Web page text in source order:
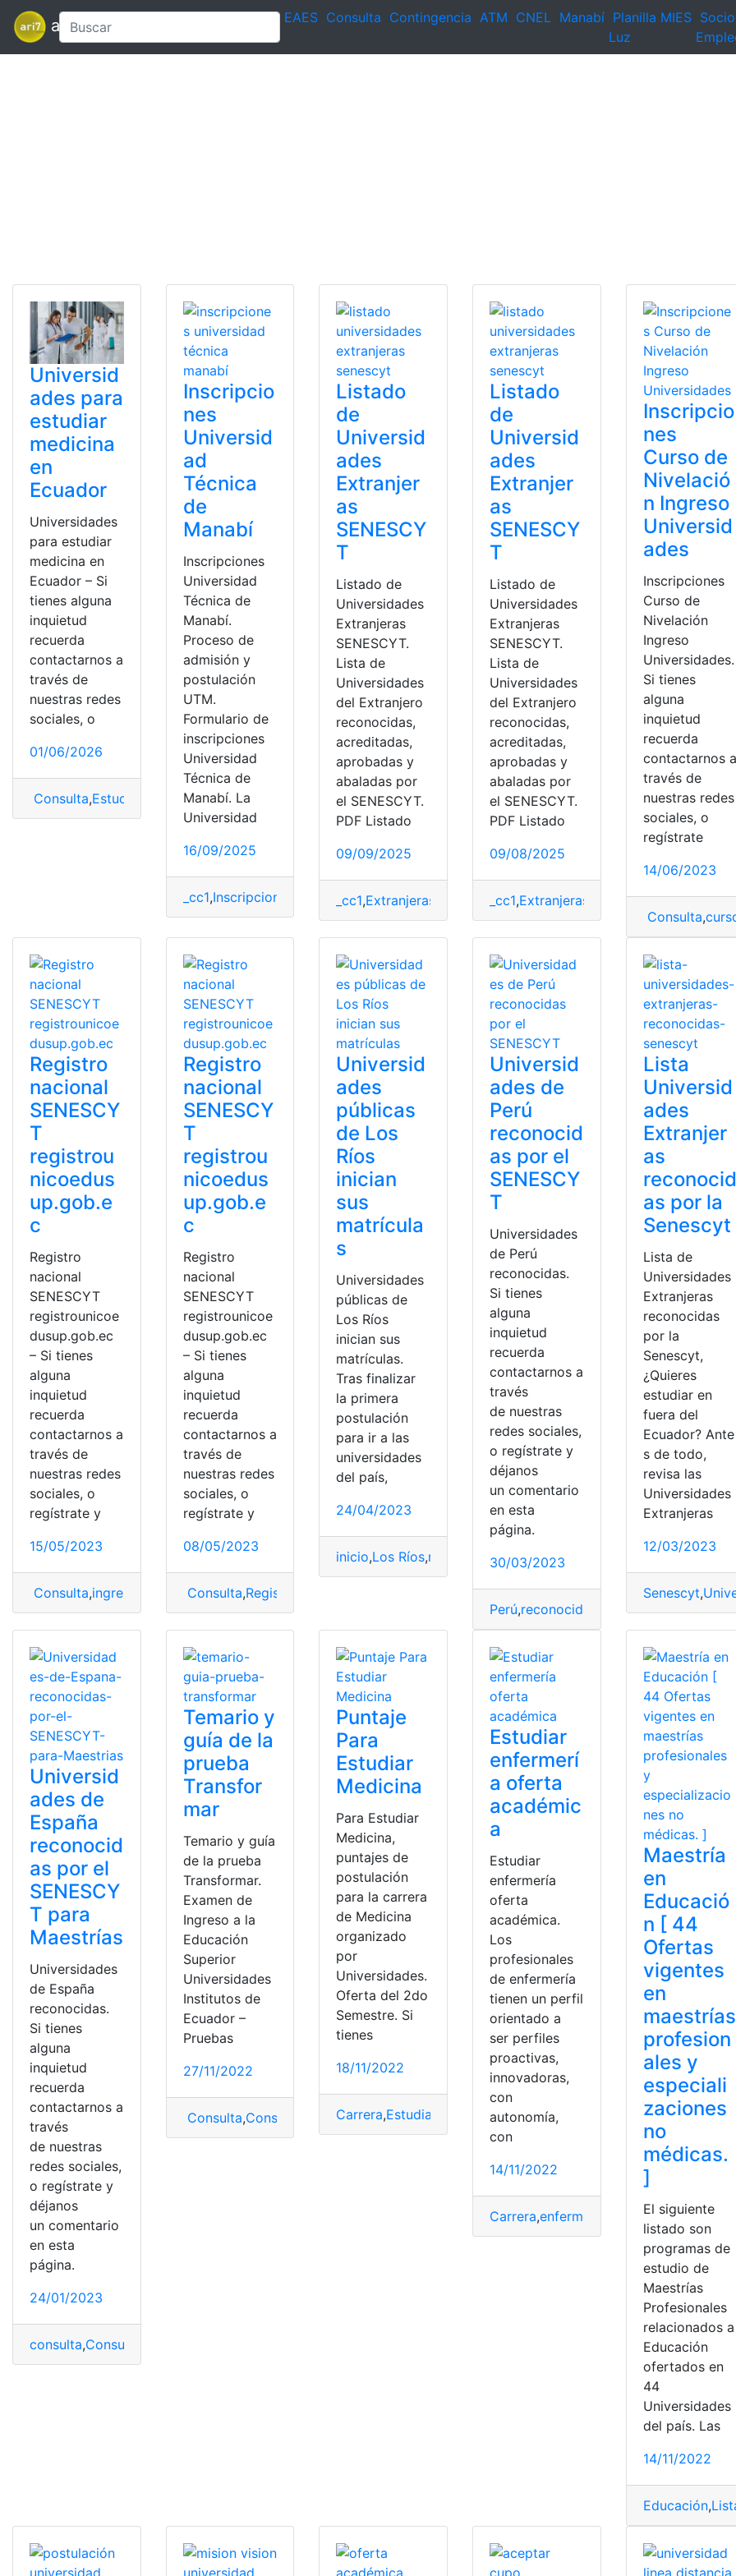
ari7 EAES Consulta Contingencia ATM CNEL Manabí Planilla
Luz
MIES Socio
Universid
ades para
estudiar
medicina
en
Ecuador
Universidades
para estudiar
medicina en
Ecuador – Si
tienes alguna
inquietud
recuerda
contactarnos a
través de
nuestras redes
sociales, o
01/06/2026
Consulta,Estudiar medicina en Ecuador Medicina,Universidades
Inscripcio
nes
Universid
ad
Técnica
de
Manabí
Inscripciones
Universidad
Técnica de
Manabí.
Proceso de
admisión y
postulación
UTM.
Formulario de
inscripciones
Universidad
Técnica de
Manabí. La
Universidad
16/09/2025
_cc1,Inscripciones Manabí,Ser Bachiller,Universidad Técnica de Manabí Universidades
Listado
de
Universid
ades
Extranjer
as
SENESCY
T
Listado de
Universidades
Extranjeras
SENESCYT.
Lista de
Universidades
del Extranjero
reconocidas,
acreditadas,
aprobadas y
abaladas por
el SENESCYT.
PDF Listado
09/09/2025
_cc1,Extranjeras Huawei Watch,Listado,Senescyt,Universidades,
Listado
de
Universid
ades
Extranjer
as
SENESCY
T
Listado de
Universidades
Extranjeras
SENESCYT.
Lista de
Universidades
del Extranjero
reconocidas,
acreditadas,
aprobadas y
abaladas por
el SENESCYT.
PDF Listado
09/08/2025
_cc1,Extranjeras Huawei Watch,Listado,
Inscripcio
nes
Curso de
Nivelació
n Ingreso
Universid
ades
Inscripciones
Curso de
Nivelación
Ingreso
Universidades.
Si tienes
alguna
inquietud
recuerda
contactarnos a
través de
nuestras redes
sociales, o
regístrate
14/06/2023
Consulta,
Registro
nacional
SENESCY
T
registrou
nicoedus
up.gob.e
c
Registro
nacional
SENESCYT
registrounicoe
dusup.gob.ec
– Si tienes
alguna
inquietud
recuerda
contactarnos a
través de
nuestras redes
sociales, o
regístrate y
15/05/2023
Consulta,ingresar Nacional,Registro,Registro nacional Universidades,universidades públicas
Registro
nacional
SENESCY
T
registrou
nicoedus
up.gob.e
c
Registro
nacional
SENESCYT
registrounicoe
dusup.gob.ec
– Si tienes
alguna
inquietud
recuerda
contactarnos a
través de
nuestras redes
sociales, o
regístrate y
08/05/2023
Consulta,Registro Sistema Senescyt,Universidades,
Universid
ades
públicas
de Los
Ríos
inician
sus
matrícula
s
Universidades
públicas de
Los Ríos
inician sus
matrículas.
Tras finalizar
la primera
postulación
para ir a las
universidades
del país,
24/04/2023
inicio,Los Ríos,matrículas,Universidades universidades Ecuador
Universid
ades de
Perú
reconocid
as por el
SENESCY
T
Universidades
de Perú
reconocidas.
Si tienes
alguna
inquietud
recuerda
contactarnos a
través
de nuestras
redes sociales,
o regístrate y
déjanos
un comentario
en esta
página.
30/03/2023
Perú,reconocidas Senescyt,
Lista
Universid
ades
Extranjer
as
reconocid
as por la
Senescyt
Lista de
Universidades
Extranjeras
reconocidas
por la
Senescyt,
¿Quieres
estudiar en
fuera del
Ecuador? Ante
s de todo,
revisa las
Universidades
Extranjeras
12/03/2023
Senescyt,
Universid
ades de
España
reconocid
as por el
SENESCY
T para
Maestrías
Universidades
de España
reconocidas.
Si tienes
alguna
inquietud
recuerda
contactarnos a
través
de nuestras
redes sociales,
o regístrate y
déjanos
un comentario
en esta
página.
24/01/2023
consulta,Consulta Online
Temario y
guía de la
prueba
Transfor
mar
Temario y guía
de la prueba
Transformar.
Examen de
Ingreso a la
Educación
Superior
Universidades
Institutos de
Ecuador –
Pruebas
27/11/2022
Consulta,Consulta Online,Ecuador,Universidades
Puntaje
Para
Estudiar
Medicina
Para Estudiar
Medicina,
puntajes de
postulación
para la carrera
de Medicina
organizado
por
Universidades.
Oferta del 2do
Semestre. Si
tienes
18/11/2022
Carrera,Estudiar Lista de Universidades ,Oferta,Puntaje
Estudiar
enfermerí
a oferta
académic
a
Estudiar
enfermería
oferta
académica.
Los
profesionales
de enfermería
tienen un perfil
orientado a
ser perfiles
proactivas,
innovadoras,
con
autonomía,
con
14/11/2022
Carrera,enfermería Instituto,Lista de
Maestría
en
Educació
n [ 44
Ofertas
vigentes
en
maestrías
profesion
ales y
especiali
zaciones
no
médicas.
]
El siguiente
listado son
programas de
estudio de
Maestrías
Profesionales
relacionados a
Educación
ofertados en
44
Universidades
del país. Las
14/11/2022
Educación,